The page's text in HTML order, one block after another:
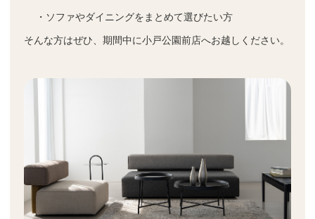
・ソファやダイニングをまとめて選びたい方
そんな方はぜひ、期間中に小戸公園前店へお越しください。